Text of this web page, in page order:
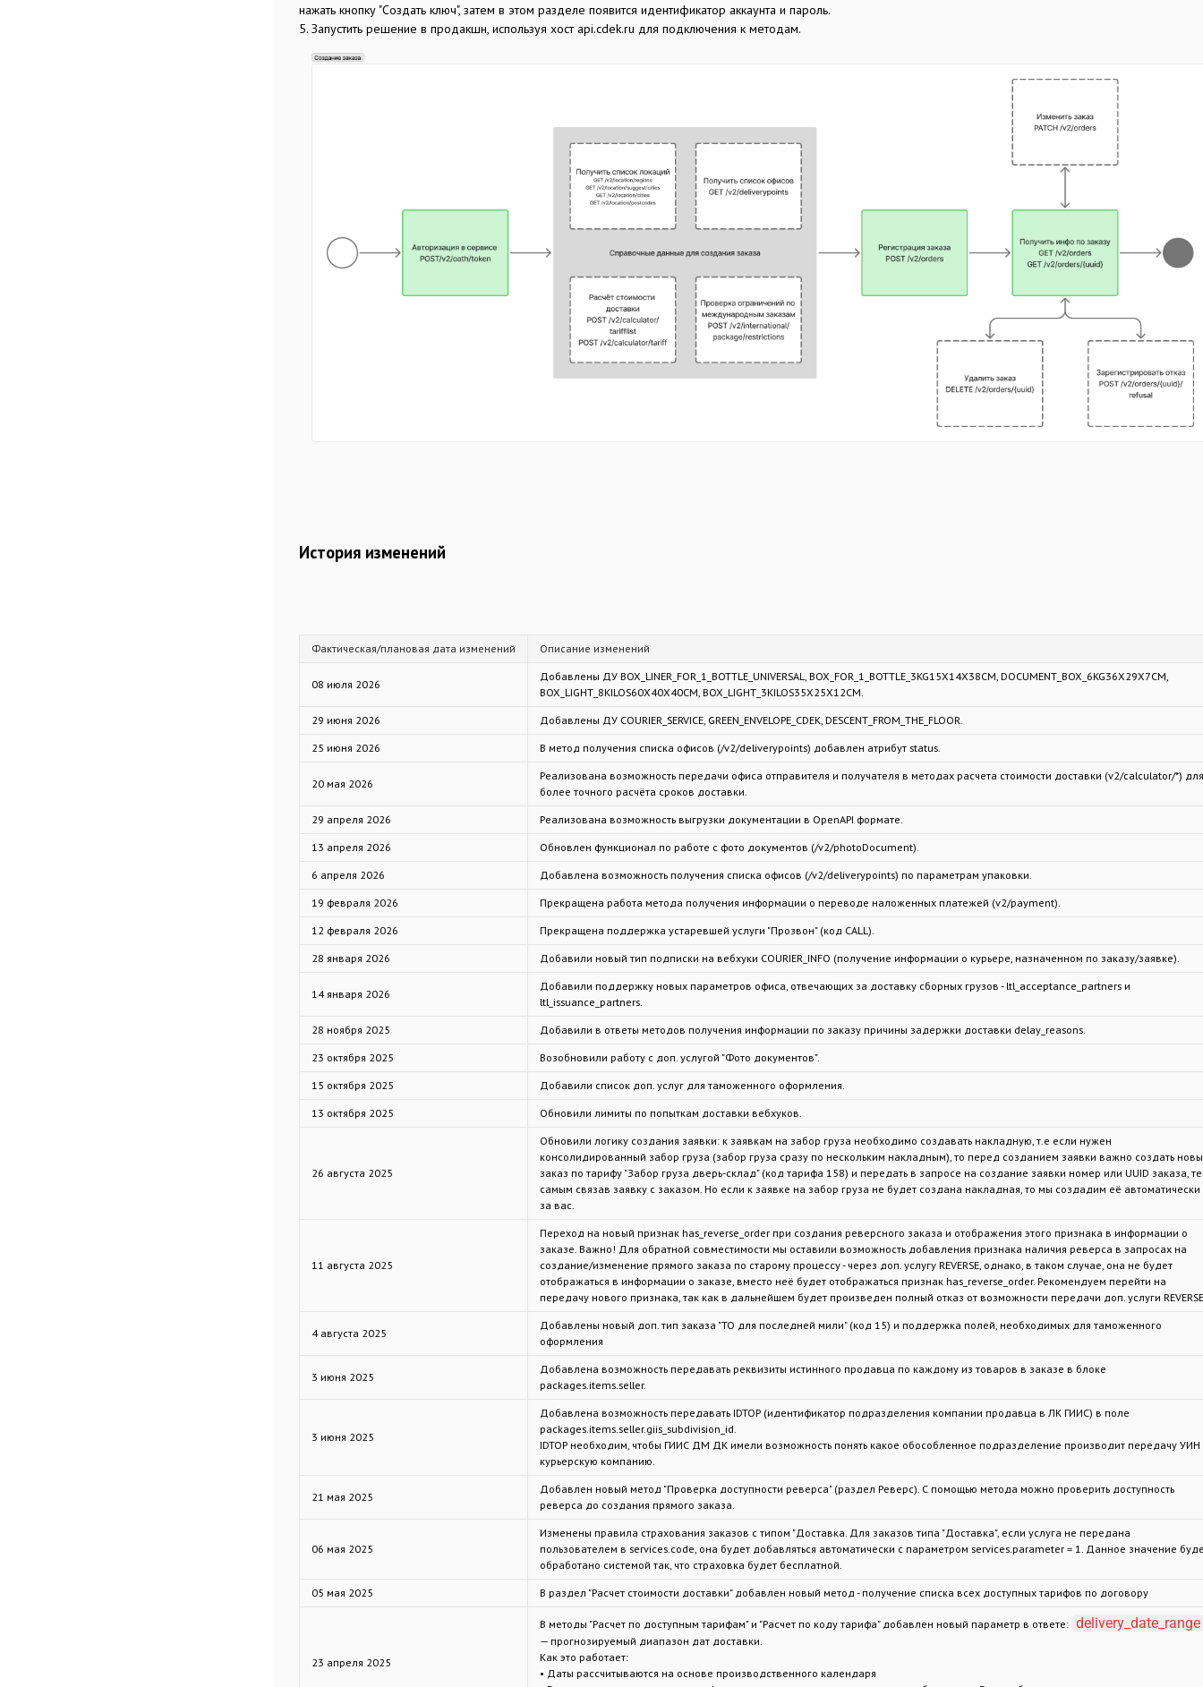
нажать кнопку "Создать ключ", затем в этом разделе появится идентификатор аккаунта и пароль.
5. Запустить решение в продакшн, используя хост api.cdek.ru для подключения к методам.
История изменений
Фактическая/плановая дата изменений Описание изменений
08 июля 2026
Добавлены ДУ BOX_LINER_FOR_1_BOTTLE_UNIVERSAL, BOX_FOR_1_BOTTLE_3KG15X14X38CM, DOCUMENT_BOX_6KG36X29X7CM,
BOX_LIGHT_8KILOS60X40X40CM, BOX_LIGHT_3KILOS35X25X12CM.
29 июня 2026 Добавлены ДУ COURIER_SERVICE, GREEN_ENVELOPE_CDEK, DESCENT_FROM_THE_FLOOR.
25 июня 2026 В метод получения списка офисов (/v2/deliverypoints) добавлен атрибут status.
20 мая 2026
Реализована возможность передачи офиса отправителя и получателя в методах расчета стоимости доставки (v2/calculator/*) для
более точного расчёта сроков доставки.
29 апреля 2026 Реализована возможность выгрузки документации в OpenAPI формате.
13 апреля 2026 Обновлен функционал по работе с фото документов (/v2/photoDocument).
6 апреля 2026 Добавлена возможность получения списка офисов (/v2/deliverypoints) по параметрам упаковки.
19 февраля 2026 Прекращена работа метода получения информации о переводе наложенных платежей (v2/payment).
12 февраля 2026 Прекращена поддержка устаревшей услуги "Прозвон" (код CALL).
28 января 2026 Добавили новый тип подписки на вебхуки COURIER_INFO (получение информации о курьере, назначенном по заказу/заявке).
14 января 2026
Добавили поддержку новых параметров офиса, отвечающих за доставку сборных грузов - ltl_acceptance_partners и
ltl_issuance_partners.
28 ноября 2025 Добавили в ответы методов получения информации по заказу причины задержки доставки delay_reasons.
23 октября 2025 Возобновили работу с доп. услугой "Фото документов".
15 октября 2025 Добавили список доп. услуг для таможенного оформления.
13 октября 2025 Обновили лимиты по попыткам доставки вебхуков.
26 августа 2025
Обновили логику создания заявки: к заявкам на забор груза необходимо создавать накладную, т.е если нужен
консолидированный забор груза (забор груза сразу по нескольким накладным), то перед созданием заявки важно создать
заказ по тарифу "Забор груза дверь-склад" (код тарифа 158) и передать в запросе на создание заявки номер или UUID заказа,
самым связав заявку с заказом. Но если к заявке на забор груза не будет создана накладная, то мы создадим её автоматически
за вас.
11 августа 2025
Переход на новый признак has_reverse_order при создания реверсного заказа и отображения этого признака в информации о
заказе. Важно! Для обратной совместимости мы оставили возможность добавления признака наличия реверса в запросах на
создание/изменение прямого заказа по старому процессу - через доп. услугу REVERSE, однако, в таком случае, она не будет
отображаться в информации о заказе, вместо неё будет отображаться признак has_reverse_order. Рекомендуем перейти на
передачу нового признака, так как в дальнейшем будет произведен полный отказ от возможности передачи доп. услуги
4 августа 2025
Добавлены новый доп. тип заказа "ТО для последней мили" (код 15) и поддержка полей, необходимых для таможенного
оформления
3 июня 2025
Добавлена возможность передавать реквизиты истинного продавца по каждому из товаров в заказе в блоке
packages.items.seller.
3 июня 2025
Добавлена возможность передавать IDTOP (идентификатор подразделения компании продавца в ЛК ГИИС) в поле
packages.items.seller.giis_subdivision_id.
IDTOP необходим, чтобы ГИИС ДМ ДК имели возможность понять какое обособленное подразделение производит передачу УИН
курьерскую компанию.
21 мая 2025
Добавлен новый метод "Проверка доступности реверса" (раздел Реверс). С помощью метода можно проверить доступность
реверса до создания прямого заказа.
06 мая 2025
Изменены правила страхования заказов с типом "Доставка. Для заказов типа "Доставка", если услуга не передана
пользователем в services.code, она будет добавляться автоматически с параметром services.parameter = 1. Данное значение
обработано системой так, что страховка будет бесплатной.
05 мая 2025 В раздел "Расчет стоимости доставки" добавлен новый метод - получение списка всех доступных тарифов по договору
23 апреля 2025
В методы "Расчет по доступным тарифам" и "Расчет по коду тарифа" добавлен новый параметр в ответе: delivery_date_range
— прогнозируемый диапазон дат доставки.
Как это работает:
• Даты рассчитываются на основе производственного календаря